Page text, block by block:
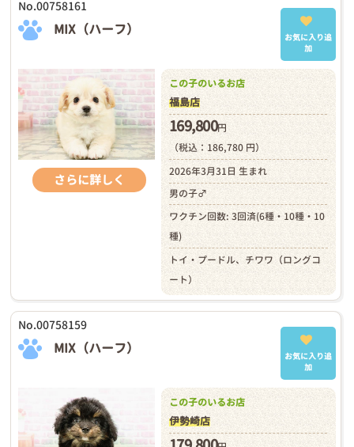
No.00758161
MIX（ハーフ）
お気に入り追
加
さらに詳しく
この子のいるお店
福島店
169,800円
（税込：186,780 円）
2026年3月31日 生まれ
男の子♂
ワクチン回数: 3回済(6種・10種・10
種)
トイ・プードル、チワワ（ロングコ
ート）
No.00758159
MIX（ハーフ）
お気に入り追
加
この子のいるお店
伊勢崎店